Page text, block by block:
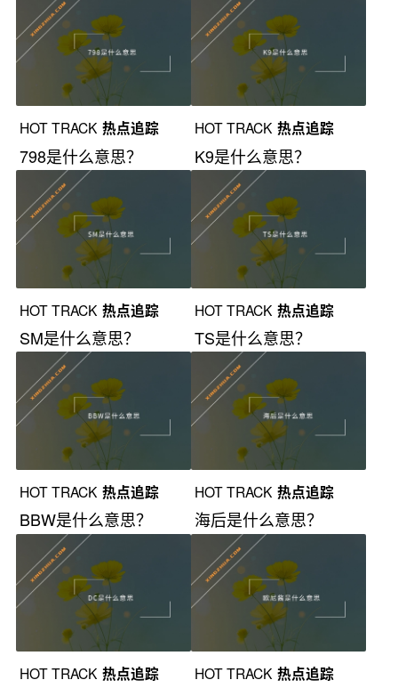
HOT TRACK 热点追踪
798是什么意思？
HOT TRACK 热点追踪
K9是什么意思？
HOT TRACK 热点追踪
SM是什么意思？
HOT TRACK 热点追踪
TS是什么意思？
HOT TRACK 热点追踪
BBW是什么意思？
HOT TRACK 热点追踪
海后是什么意思？
HOT TRACK 热点追踪 HOT TRACK 热点追踪